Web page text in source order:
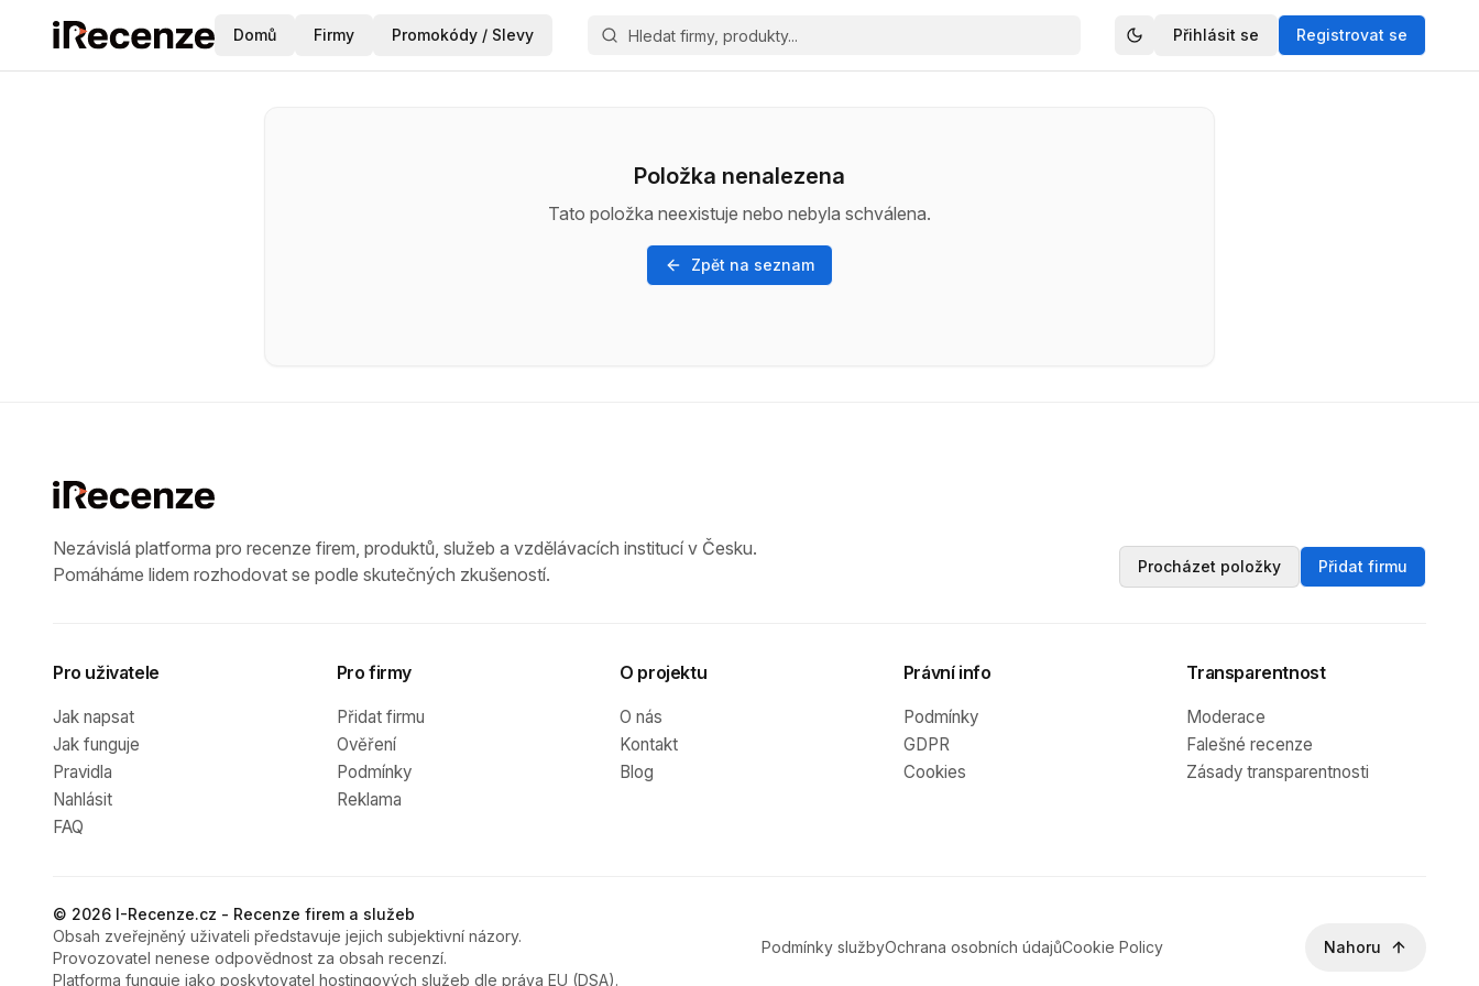
Domů Firmy Promokódy / Slevy Přihlásit se Registrovat se
Položka nenalezena
Tato položka neexistuje nebo nebyla schválena.
Zpět na seznam
Nezávislá platforma pro recenze firem, produktů, služeb a vzdělávacích institucí v Česku.
Pomáháme lidem rozhodovat se podle skutečných zkušeností.
Procházet položky Přidat firmu
Pro uživatele
Jak napsat
Jak funguje
Pravidla
Nahlásit
FAQ
Pro firmy
Přidat firmu
Ověření
Podmínky
Reklama
O projektu
O nás
Kontakt
Blog
Právní info
Podmínky
GDPR
Cookies
Transparentnost
Moderace
Falešné recenze
Zásady transparentnosti
© 2026 I-Recenze.cz - Recenze firem a služeb
Obsah zveřejněný uživateli představuje jejich subjektivní názory.
Provozovatel nenese odpovědnost za obsah recenzí.
Platforma funguje jako poskytovatel hostingových služeb dle práva EU (DSA).
Podmínky službyOchrana osobních údajůCookie Policy Nahoru